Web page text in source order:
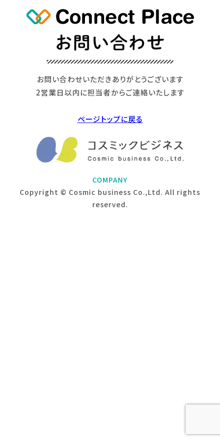
お問い合わせいただきありがとうございます
2営業日以内に担当者からご連絡いたします
ページトップに戻る
COMPANY
Copyright © Cosmic business Co.,Ltd. All rights
reserved.